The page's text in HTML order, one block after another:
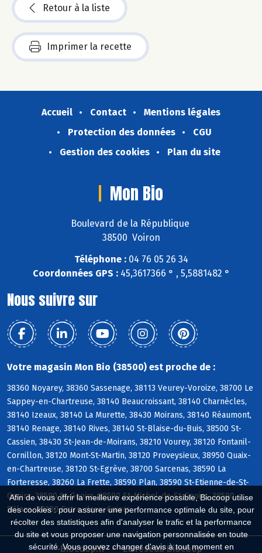
Afin de vous offrir la meilleure expérience possible, Biocoop utilise
des cookies : pour assurer une performance optimale du site, pour
récolter des statistiques afin d'analyser le trafic et la performance
du site et vous proposer une navigation personnalisée en toute
sécurité. Vous pouvez changer d'avis à tout moment en
Retour à la liste
Imprimer la recette
Accueil Contact
Mentions légales
Protection des données
CGU
Gestion des cookies
Plan du site
Mon Bio
Boulevard de la République
38500 Voiron
Téléphone :04 76 05 26 34
Coordonnées GPS :45,3617366 ° , 5,5881482 °
Nous suivre sur
Votre magasin Mon Bio (38500) est proche de :
38360 Noyarey, 38360 Sassenage, 38113 Veurey-Voroize, 38700 Le
Sappey-en-Chartreuse, 38140 Beaucroissant, 38140 Charnècles,
38140 Izeaux, 38140 La Murette, 38430 Moirans, 38140 Réaumont,
38140 Renage, 38140 Rives, 38140 St-Blaise-du-Buis, 38500 St-
Cassien, 38430 St-Jean-de-Moirans, 38210 Vourey, 38120 Fontanil-
Cornillon, 38120 Mont-St-Martin, 38120 Proveysieux, 38950 Quaix-
en-Chartreuse, 38120 St-Egrève, 38700 Sarcenas, 38590 La
Forteresse, 38260 La Frette, 38590 Plan, 38590 St-Etienne-de-St-
Geoirs, 38590 St-Geoirs, 38590 St-Michel-de-St-Geoirs, 38590
Sillans, 38380 Entre-deux-Guiers
Biocoop.fr Le réseau Biocoop